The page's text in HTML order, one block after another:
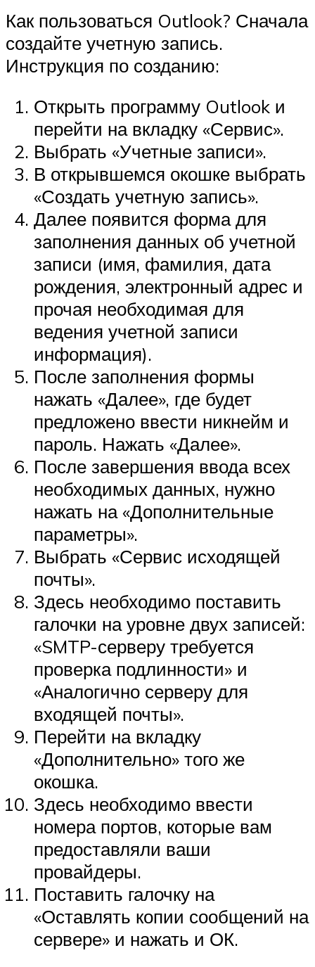
Как пользоваться Outlook? Сначала
создайте учетную запись.
Инструкция по созданию:
Открыть программу Outlook и
перейти на вкладку «Сервис».
Выбрать «Учетные записи».
В открывшемся окошке выбрать
«Создать учетную запись».
Далее появится форма для
заполнения данных об учетной
записи (имя, фамилия, дата
рождения, электронный адрес и
прочая необходимая для
ведения учетной записи
информация).
После заполнения формы
нажать «Далее», где будет
предложено ввести никнейм и
пароль. Нажать «Далее».
После завершения ввода всех
необходимых данных, нужно
нажать на «Дополнительные
параметры».
Выбрать «Сервис исходящей
почты».
Здесь необходимо поставить
галочки на уровне двух записей:
«SMTP-серверу требуется
проверка подлинности» и
«Аналогично серверу для
входящей почты».
Перейти на вкладку
«Дополнительно» того же
окошка.
Здесь необходимо ввести
номера портов, которые вам
предоставляли ваши
провайдеры.
Поставить галочку на
«Оставлять копии сообщений на
сервере» и нажать и ОК.